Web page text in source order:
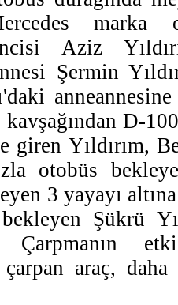
marka
Aziz
Şermin
D-
giren Yıldırım,
otobüs
3 yayayı
Şükrü
Çarpmanın
araç,